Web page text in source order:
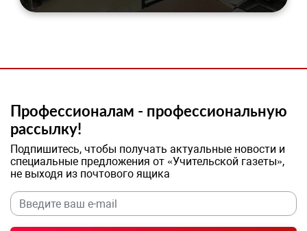
Профессионалам - профессиональную
рассылку!
Подпишитесь, чтобы получать актуальные новости и
специальные предложения от «Учительской газеты»,
не выходя из почтового ящика